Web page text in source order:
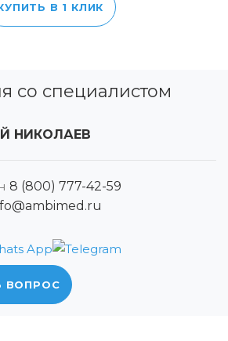
В 1 КЛИК
со специалистом
НИКОЛАЕВ
8 (800) 777-42-59
ВОПРОС